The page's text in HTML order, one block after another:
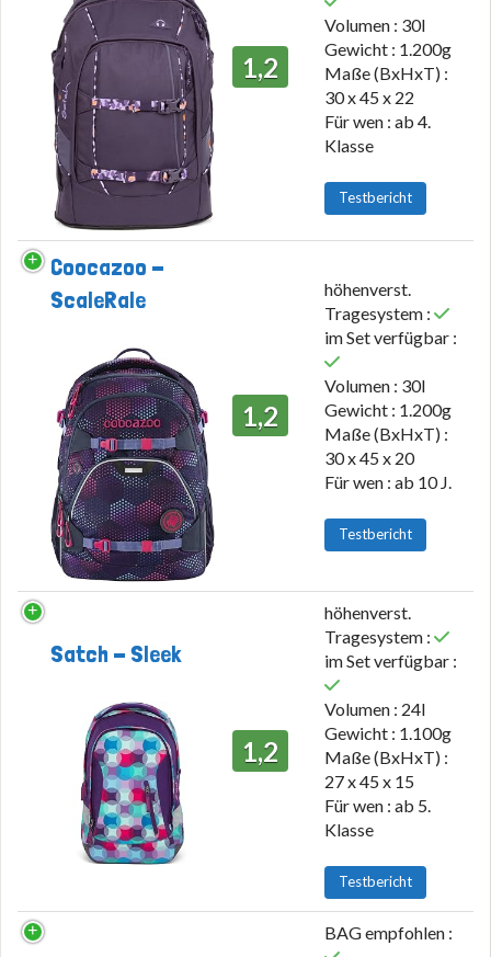
1,2
Volumen : 30l
Gewicht : 1.200g
Maße (BxHxT) :
30 x 45 x 22
Für wen : ab 4.
Klasse
Testbericht
Coocazoo -
ScaleRale
1,2
höhenverst.
Tragesystem :
im Set verfügbar :
Volumen : 30l
Gewicht : 1.200g
Maße (BxHxT) :
30 x 45 x 20
Für wen : ab 10 J.
Testbericht
Satch - Sleek
1,2
höhenverst.
Tragesystem :
im Set verfügbar :
Volumen : 24l
Gewicht : 1.100g
Maße (BxHxT) :
27 x 45 x 15
Für wen : ab 5.
Klasse
Testbericht
BAG empfohlen :